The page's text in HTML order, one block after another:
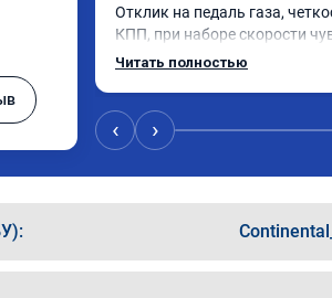
Отклик на педаль газа,
КПП, при наборе скорости
солидный запас мощности.
Читать полностью
‹ ›